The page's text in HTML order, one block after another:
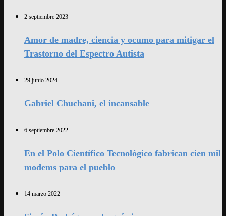
2 septiembre 2023
Amor de madre, ciencia y ocumo para mitigar el
Trastorno del Espectro Autista
29 junio 2024
Gabriel Chuchani, el incansable
6 septiembre 2022
En el Polo Científico Tecnológico fabrican cien mil
modems para el pueblo
14 marzo 2022